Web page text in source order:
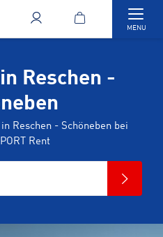
MENU
Reschen -
Reschen - Schöneben bei
Rent